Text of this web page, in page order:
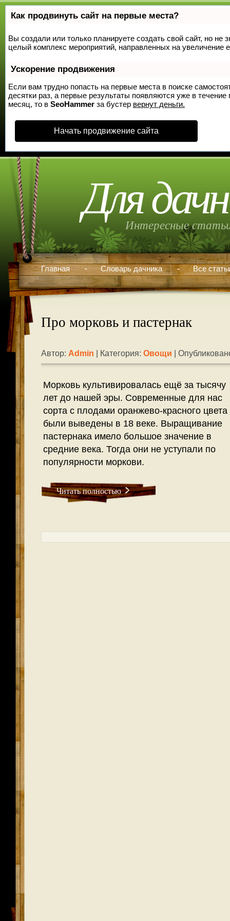
Как продвинуть сайт на первые места?
Вы создали или только планируете создать свой сайт, но не
целый комплекс мероприятий, направленных на увеличение
Ускорение продвижения
Если вам трудно попасть на первые места в поиске
десятки раз, а первые результаты появляются уже в
месяц, то в SeoHammer за бустер вернут деньги.
Начать продвижение сайта
Для
Интересные
Главная Словарь дачника Все
Про морковь и пастернак
Автор: Admin | Категория: Овощи |
Морковь культивировалась ещё за тысячу
лет до нашей эры. Современные для нас
сорта с плодами оранжево-красного цвета
были выведены в 18 веке. Выращивание
пастернака имело большое значение в
средние века. Тогда они не уступали по
популярности моркови.
Читать полностью